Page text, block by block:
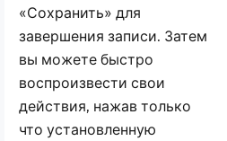
«Сохранить» для
завершения записи. Затем
вы можете быстро
воспроизвести свои
действия, нажав только
что установленную